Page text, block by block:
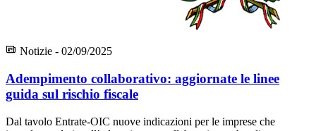
Notizie - 02/09/2025
Adempimento collaborativo: aggiornate le linee
guida sul rischio fiscale
Dal tavolo Entrate-OIC nuove indicazioni per le imprese che